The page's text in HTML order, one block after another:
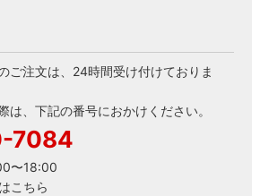
ご注文は、24時間受け付けておりま
は、下記の番号におかけください。
7084
〜18:00
こちら